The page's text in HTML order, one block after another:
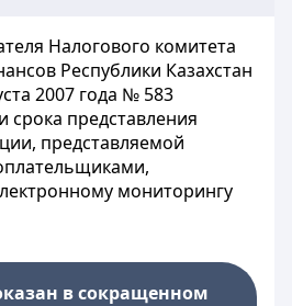
Налогового комитета
Республики Казахстан
2007 года № 583
срока представления
представляемой
мониторингу
в сокращенном